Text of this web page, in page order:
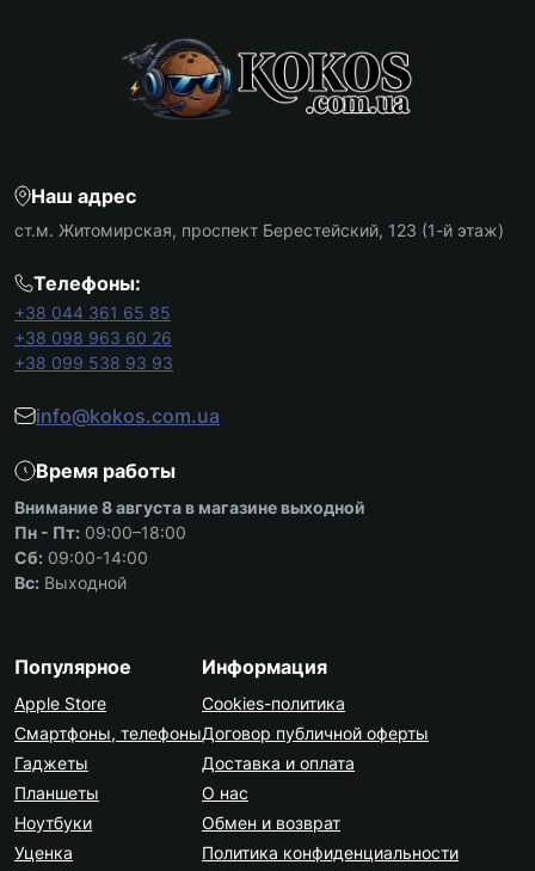
Наш адрес
ст.м. Житомирская, проспект Берестейский, 123 (1-й этаж)
Телефоны:
+38 044 361 65 85
+38 098 963 60 26
+38 099 538 93 93
info@kokos.com.ua
Время работы
Внимание 8 августа в магазине выходной
Пн - Пт: 09:00–18:00
Сб: 09:00-14:00
Вс: Выходной
Популярное
Apple Store
Смартфоны, телефоны
Гаджеты
Планшеты
Ноутбуки
Уценка
Информация
Cookies-политика
Договор публичной оферты
Доставка и оплата
О нас
Обмен и возврат
Политика конфиденциальности